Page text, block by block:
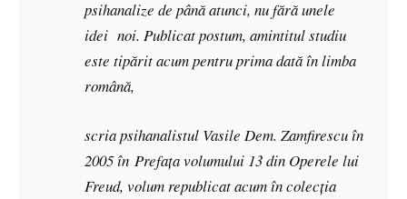
psihanalize de până atunci, nu fără unele
idei noi. Publicat postum, amintitul studiu
este tipărit acum pentru prima dată în limba
română,
scria psihanalistul Vasile Dem. Zamfirescu în
2005 înPrefațavolumului 13 din Operelelui
Freud, volum republicat acum în colecția